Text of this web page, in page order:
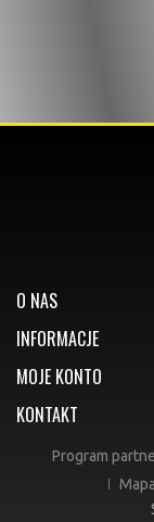
O NAS
INFORMACJE
MOJE KONTO
KONTAKT
Program